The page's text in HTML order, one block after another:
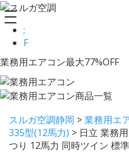
;
F
toggle
navigation
業務用エアコン最大77%OFF
スルガ空調静岡 >業務用エ
335型(12馬力) > 日立 業務
つり 12馬力 同時ツイン 標